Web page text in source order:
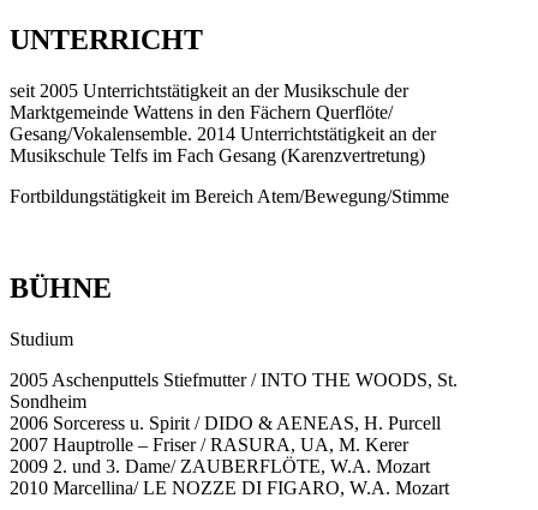
UNTERRICHT
seit 2005 Unterrichtstätigkeit an der Musikschule der
Marktgemeinde Wattens in den Fächern Querflöte/
Gesang/Vokalensemble. 2014 Unterrichtstätigkeit an der
Musikschule Telfs im Fach Gesang (Karenzvertretung)
Fortbildungstätigkeit im Bereich Atem/Bewegung/Stimme
BÜHNE
Studium
2005 Aschenputtels Stiefmutter / INTO THE WOODS, St.
Sondheim
2006 Sorceress u. Spirit / DIDO & AENEAS, H. Purcell
2007 Hauptrolle – Friser / RASURA, UA, M. Kerer
2009 2. und 3. Dame/ ZAUBERFLÖTE, W.A. Mozart
2010 Marcellina/ LE NOZZE DI FIGARO, W.A. Mozart